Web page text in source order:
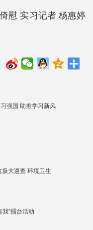
慰 实习记者 杨惠婷
强国 助推学习新风
大巡查 环境卫生
”擂台活动